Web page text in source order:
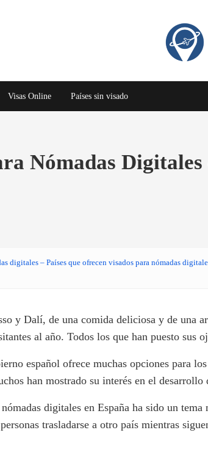
Visas Online Países sin visado
Nómadas
digitales – Países que ofrecen visados para nómadas
y Dalí, de una comida deliciosa y de una
al año. Todos los que han puesto sus
español ofrece muchas opciones para
han mostrado su interés en el
digitales en España ha sido un
trasladarse a otro país mientras